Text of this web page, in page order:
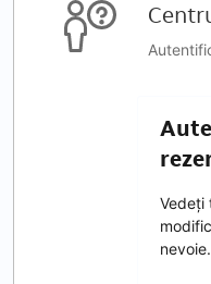
Vedeți
nevoie.